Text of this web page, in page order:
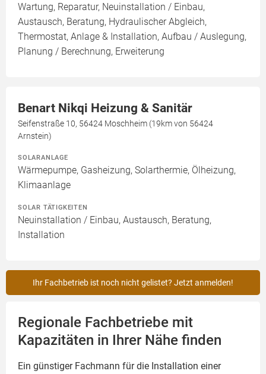
Wartung, Reparatur, Neuinstallation / Einbau,
Austausch, Beratung, Hydraulischer Abgleich,
Thermostat, Anlage & Installation, Aufbau / Auslegung,
Planung / Berechnung, Erweiterung
Benart Nikqi Heizung & Sanitär
Seifenstraße 10, 56424 Moschheim (19km von 56424
Arnstein)
SOLARANLAGE
Wärmepumpe, Gasheizung, Solarthermie, Ölheizung,
Klimaanlage
SOLAR TÄTIGKEITEN
Neuinstallation / Einbau, Austausch, Beratung,
Installation
Ihr Fachbetrieb ist noch nicht gelistet? Jetzt anmelden!
Regionale Fachbetriebe mit
Kapazitäten in Ihrer Nähe finden
Ein günstiger Fachmann für die Installation einer